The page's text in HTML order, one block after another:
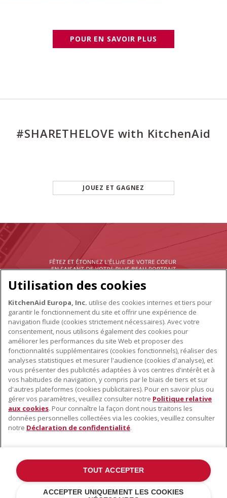
POUR EN SAVOIR PLUS
#SHARETHELOVE with KitchenAid
JOUEZ ET GAGNEZ
À PROPOS DE KITCHENAID
À propos de KitchenAid
Histoire de la marque
Communiqués de presse
ODR
NOS PRODUITS
Petits électroménagers
Matériel de cuisine
Accessoires
SERVICE CLIENT
Trouver un magasin
©2022 Tous droits réservés. KitchenAid et la forme du robot pâtissier
Utilisation des cookies
KitchenAid Europa, Inc. utilise des cookies internes et tiers pour
garantir le fonctionnement du site et offrir une expérience de
navigation fluide (cookies strictement nécessaires). Avec votre
consentement, nous utilisons également des cookies pour
améliorer les performances du site Web et proposer des
fonctionnalités supplémentaires (cookies fonctionnels), réaliser des
analyses statistiques et mesurer l'audience (cookies d'analyse), et
vous présenter des publicités adaptées à vos centres d'intérêt et à
vos habitudes de navigation, y compris par le biais de tiers et sur
d'autres plateformes (cookies publicitaires). Pour en savoir plus ou
gérer vos paramètres, veuillez consulter notre Politique relative
aux cookies. Pour connaître la façon dont nous traitons les
données personnelles collectées via les cookies, veuillez consulter
notre Déclaration de confidentialité.
ACCEPTER UNIQUEMENT LES COOKIES
TOUT ACCEPTER